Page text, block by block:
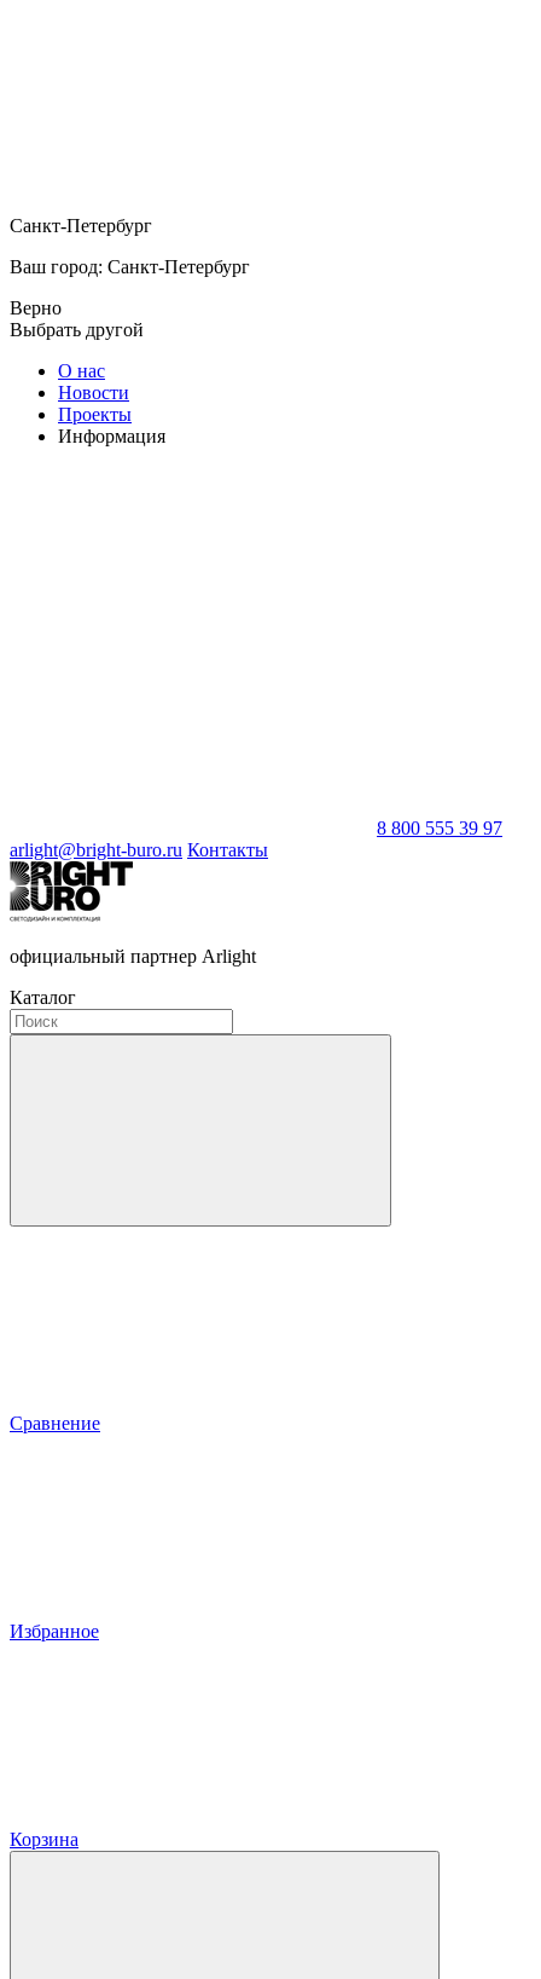
Санкт-Петербург
Ваш город: Санкт-Петербург
Верно
Выбрать другой
О нас
Новости
Проекты
Информация
8 800 555 39 97
arlight@bright-buro.ru Контакты
официальный партнер Arlight
Каталог
Сравнение
Избранное
Корзина